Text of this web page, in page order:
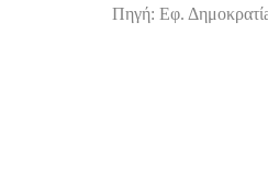
Πηγή: Εφ.